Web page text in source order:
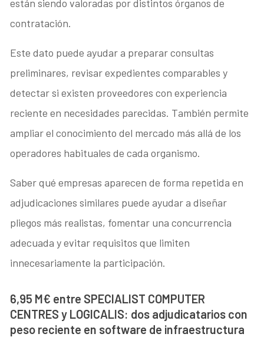
están siendo valoradas por distintos órganos de
contratación.
Este dato puede ayudar a preparar consultas
preliminares, revisar expedientes comparables y
detectar si existen proveedores con experiencia
reciente en necesidades parecidas. También permite
ampliar el conocimiento del mercado más allá de los
operadores habituales de cada organismo.
Saber qué empresas aparecen de forma repetida en
adjudicaciones similares puede ayudar a diseñar
pliegos más realistas, fomentar una concurrencia
adecuada y evitar requisitos que limiten
innecesariamente la participación.
6,95 M€ entre SPECIALIST COMPUTER
CENTRES y LOGICALIS: dos adjudicatarios con
peso reciente en software de infraestructura